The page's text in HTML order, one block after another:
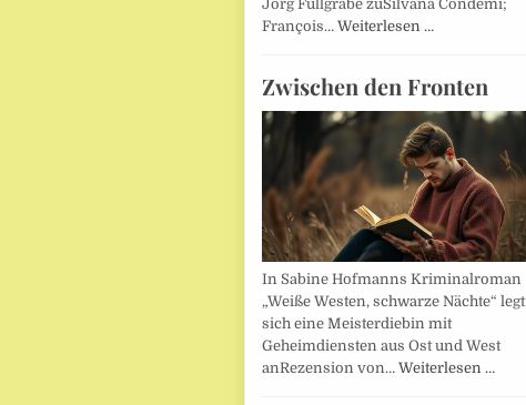
Jörg Füllgrabe zuSilvana Condemi;
François… Weiterlesen …
Zwischen den Fronten
In Sabine Hofmanns Kriminalroman
„Weiße Westen, schwarze Nächte“ legt
sich eine Meisterdiebin mit
Geheimdiensten aus Ost und West
anRezension von… Weiterlesen …